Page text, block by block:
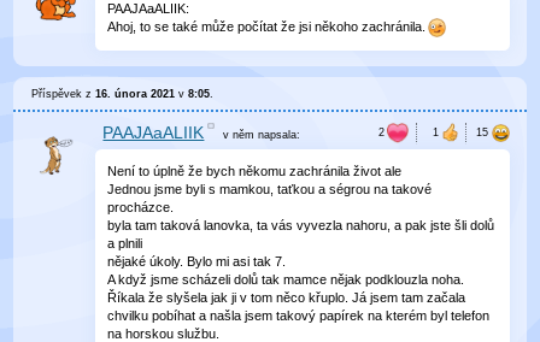
PAAJAaALIIK:
Ahoj, to se také může počítat že jsi někoho zachránila.
Příspěvek z16. února 2021 v8:05.
PAAJAaALIIK v němnapsala:
Není to úplně že bych někomu zachránila život ale
Jednou jsme byli s mamkou, taťkou a ségrou na takové
procházce.
byla tam taková lanovka, ta vás vyvezla nahoru, a pak jste šli dolů
a plnili
nějaké úkoly. Bylo mi asi tak 7.
A když jsme scházeli dolů tak mamce nějak podklouzla noha.
Říkala že slyšela jak ji v tom něco křuplo. Já jsem tam začala
chvilku pobíhat a našla jsem takový papírek na kterém byl telefon
na horskou službu.